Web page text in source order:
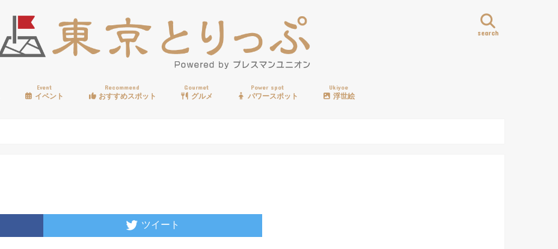
search
Event
イベント
Recommend
おすすめスポット
Gourmet
グルメ
Power spot
パワースポット
Ukiyoe
浮世絵
ツイート